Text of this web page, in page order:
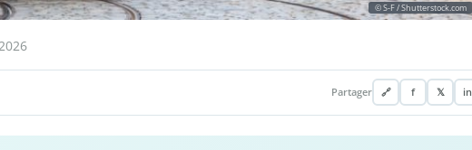
© S-F / Shutterstock.com
Partager 🔗 f 𝕏 in